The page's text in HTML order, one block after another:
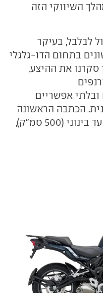
השיווקי הזה
לבלבל, בעיקר
בתחום הדו-גלגלי
סקרנו את ההיצע,
אפשריים
הכתבה הראשונה
בסדרה, עם כלים בנפח צנוע עד בינוני (500 סמ"ק),